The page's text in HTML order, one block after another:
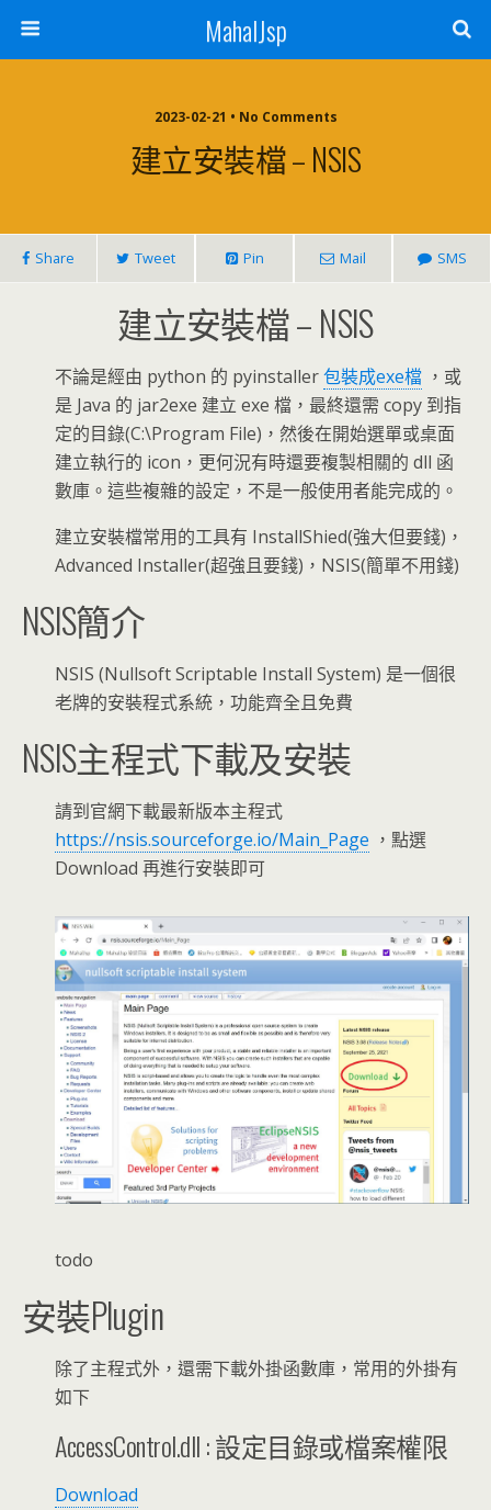
MahalJsp
2023-02-21 • No Comments
建立安裝檔 – NSIS
Share Tweet Pin Mail SMS
建立安裝檔 – NSIS
不論是經由 python 的 pyinstaller包裝成exe檔 ，或
是 Java 的 jar2exe 建立 exe 檔，最終還需 copy 到指
定的目錄(C:\Program File)，然後在開始選單或桌面
建立執行的 icon，更何況有時還要複製相關的 dll 函
數庫。這些複雜的設定，不是一般使用者能完成的。
建立安裝檔常用的工具有 InstallShied(強大但要錢)，
Advanced Installer(超強且要錢)，NSIS(簡單不用錢)
NSIS簡介
NSIS (Nullsoft Scriptable Install System) 是一個很
老牌的安裝程式系統，功能齊全且免費
NSIS主程式下載及安裝
請到官網下載最新版本主程式
https://nsis.sourceforge.io/Main_Page ，點選
Download 再進行安裝即可
todo
安裝Plugin
除了主程式外，還需下載外掛函數庫，常用的外掛有
如下
AccessControl.dll : 設定目錄或檔案權限
Download